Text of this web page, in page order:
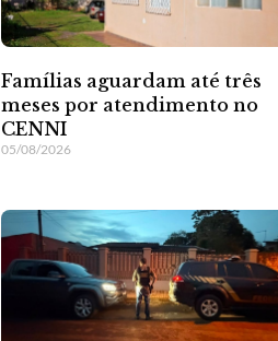
Famílias aguardam até três
meses por atendimento no
CENNI
05/08/2026